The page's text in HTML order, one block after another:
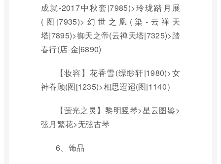
成就-2017中秋套|7985)>玲珑踏月展
(图|7935)>幻世之凰(染-云禅天
塔|7895)>御天之帝(云禅天塔|7325)>踏
春行(店-金|6890)
【妆容】花香雪(缥缈轩|1980)>女
神眷顾(图[1235)>相思迢迢(图|1140）
【萤光之灵】黎明竖琴>星云图鉴>
弦月繁花>无弦古琴
6、饰品